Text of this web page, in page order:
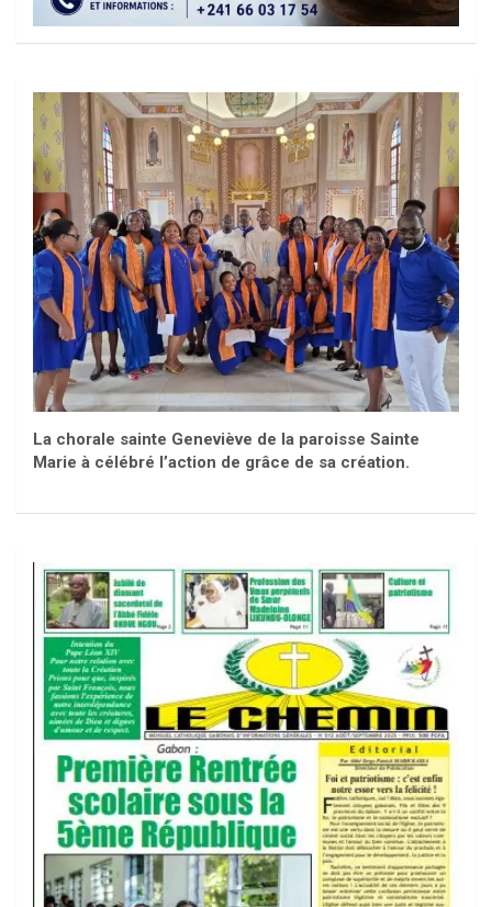
La chorale sainte Geneviève de la paroisse Sainte
Marie à célébré l’action de grâce de sa création.